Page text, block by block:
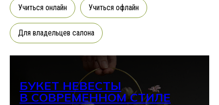
Учиться онлайн Учиться офлайн
Для владельцев салона
БУКЕТ НЕВЕСТЫ
В СОВРЕМЕННОМ СТИЛЕ